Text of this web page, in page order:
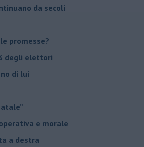
da secoli
promesse?
degli elettori
di lui
e morale
a destra